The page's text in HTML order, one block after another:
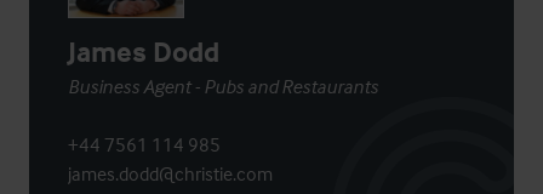
James Dodd
Business Agent - Pubs and Restaurants
+44 7561 114 985
james.dodd@christie.com